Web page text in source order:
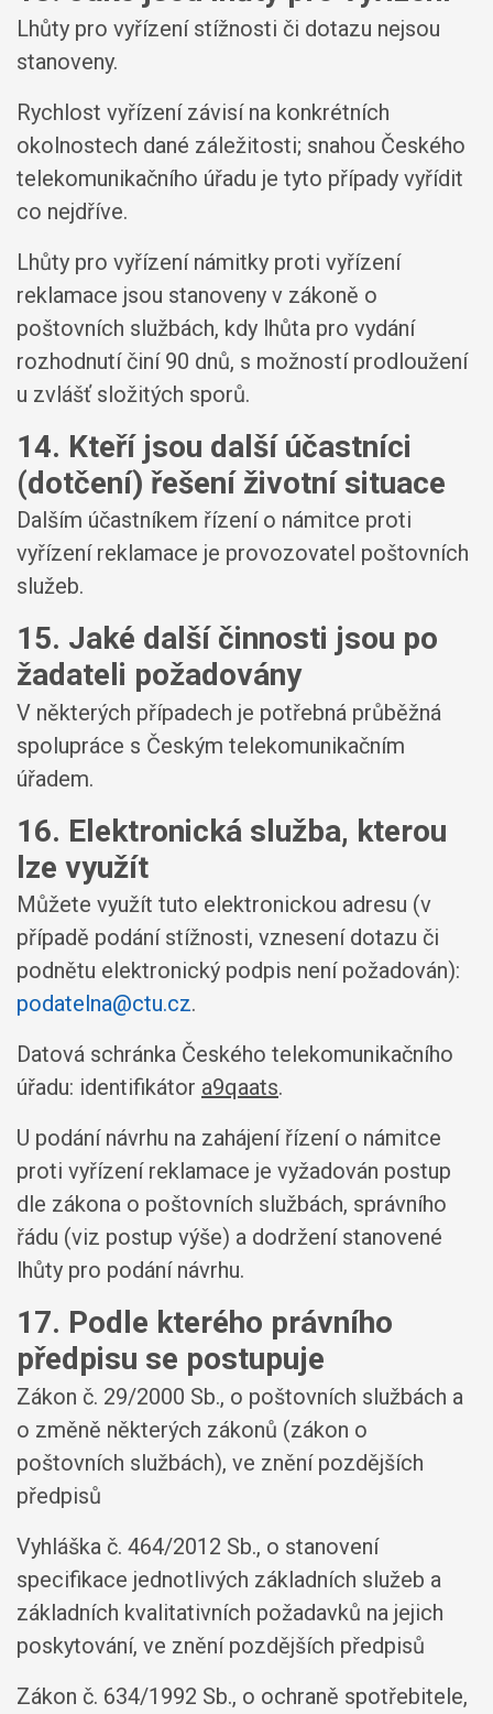
Lhůty pro vyřízení stížnosti či dotazu nejsou
stanoveny.
Rychlost vyřízení závisí na konkrétních
okolnostech dané záležitosti; snahou Českého
telekomunikačního úřadu je tyto případy vyřídit
co nejdříve.
Lhůty pro vyřízení námitky proti vyřízení
reklamace jsou stanoveny v zákoně o
poštovních službách, kdy lhůta pro vydání
rozhodnutí činí 90 dnů, s možností prodloužení
u zvlášť složitých sporů.
14. Kteří jsou další účastníci
(dotčení) řešení životní situace
Dalším účastníkem řízení o námitce proti
vyřízení reklamace je provozovatel poštovních
služeb.
15. Jaké další činnosti jsou po
žadateli požadovány
V některých případech je potřebná průběžná
spolupráce s Českým telekomunikačním
úřadem.
16. Elektronická služba, kterou
lze využít
Můžete využít tuto elektronickou adresu (v
případě podání stížnosti, vznesení dotazu či
podnětu elektronický podpis není požadován):
podatelna@ctu.cz.
Datová schránka Českého telekomunikačního
úřadu: identifikátor a9qaats.
U podání návrhu na zahájení řízení o námitce
proti vyřízení reklamace je vyžadován postup
dle zákona o poštovních službách, správního
řádu (viz postup výše) a dodržení stanovené
lhůty pro podání návrhu.
17. Podle kterého právního
předpisu se postupuje
Zákon č. 29/2000 Sb., o poštovních službách a
o změně některých zákonů (zákon o
poštovních službách), ve znění pozdějších
předpisů
Vyhláška č. 464/2012 Sb., o stanovení
specifikace jednotlivých základních služeb a
základních kvalitativních požadavků na jejich
poskytování, ve znění pozdějších předpisů
Zákon č. 634/1992 Sb., o ochraně spotřebitele,